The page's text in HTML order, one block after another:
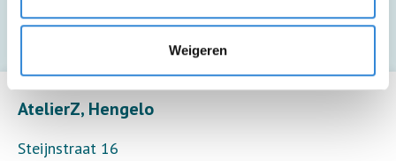
Weigeren
AtelierZ, Hengelo
Steijnstraat 16